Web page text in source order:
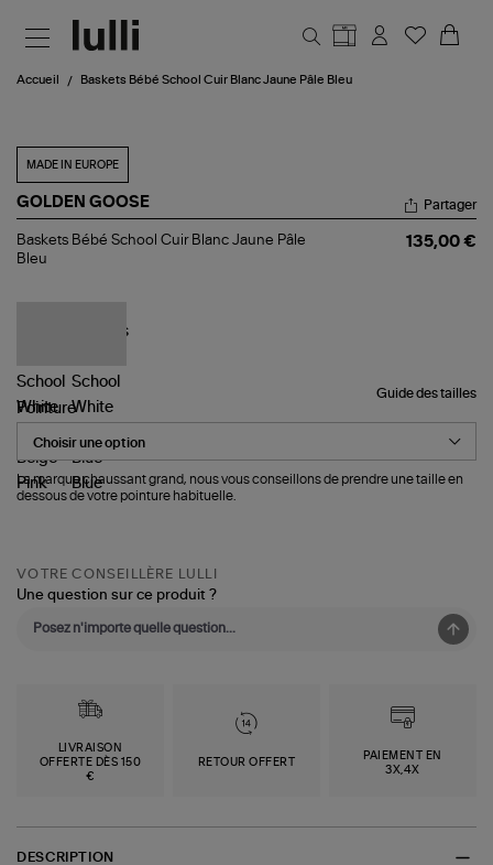
Accueil Baskets Bébé School Cuir Blanc Jaune Pâle Bleu
MADE IN EUROPE
GOLDEN GOOSE
Baskets
Bébé
Partager
Baskets Bébé School Cuir Blanc Jaune Pâle
Bleu
135,00 €
Guide des tailles
Pointure
La marque chaussant grand, nous vous conseillons de prendre une taille en
dessous de votre pointure habituelle.
VOTRE CONSEILLÈRE LULLI
Une question sur ce produit ?
LIVRAISON
OFFERTE DÈS 150
€
RETOUR OFFERT
PAIEMENT EN
3X,4X
DESCRIPTION